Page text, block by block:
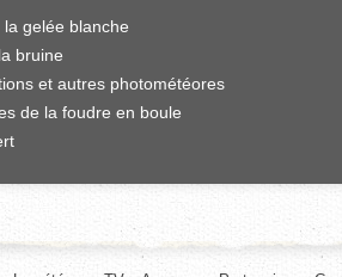
gelée blanche
bruine
et autres photométéores
de la foudre en boule